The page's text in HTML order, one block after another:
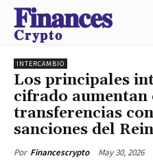
𝐅𝐢𝐧𝐚𝐧𝐜𝐞𝐬
𝐂𝐫𝐲𝐩𝐭𝐨
INTERCAMBIO
Los principales
cifrado
transferencias
sanciones del
Por Financescrypto May 30, 2026